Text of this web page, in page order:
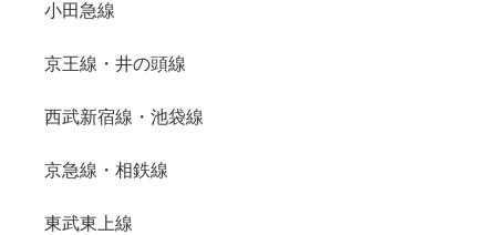
小田急線
京王線・井の頭線
西武新宿線・池袋線
京急線・相鉄線
東武東上線